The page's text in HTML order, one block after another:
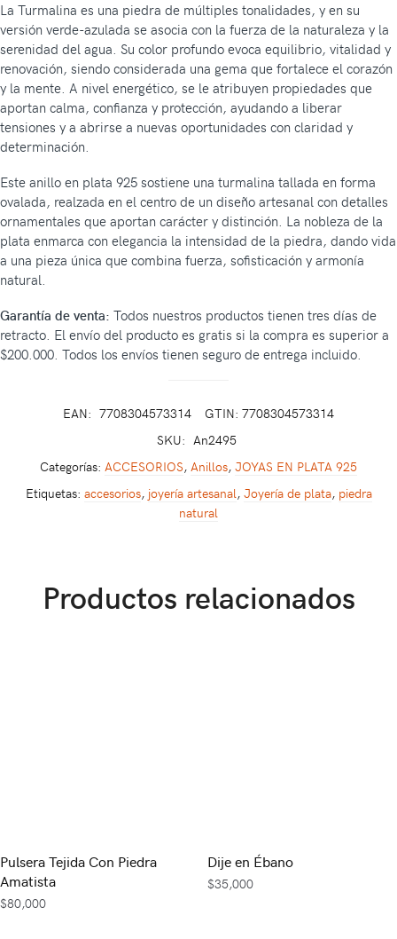
La Turmalina es una piedra de múltiples tonalidades, y en su
versión verde-azulada se asocia con la fuerza de la naturaleza y la
serenidad del agua. Su color profundo evoca equilibrio, vitalidad y
renovación, siendo considerada una gema que fortalece el corazón
y la mente. A nivel energético, se le atribuyen propiedades que
aportan calma, confianza y protección, ayudando a liberar
tensiones y a abrirse a nuevas oportunidades con claridad y
determinación.
Este anillo en plata 925 sostiene una turmalina tallada en forma
ovalada, realzada en el centro de un diseño artesanal con detalles
ornamentales que aportan carácter y distinción. La nobleza de la
plata enmarca con elegancia la intensidad de la piedra, dando vida
a una pieza única que combina fuerza, sofisticación y armonía
natural.
Garantía de venta: Todos nuestros productos tienen tres días de
retracto. El envío del producto es gratis si la compra es superior a
$200.000. Todos los envíos tienen seguro de entrega incluido.
EAN: 7708304573314
GTIN: 7708304573314
SKU: An2495
Categorías: ACCESORIOS, Anillos, JOYAS EN PLATA 925
Etiquetas: accesorios, joyería artesanal, Joyería de plata, piedra
natural
Productos relacionados
Pulsera Tejida Con Piedra
Amatista
$80,000
Dije en Ébano
$35,000